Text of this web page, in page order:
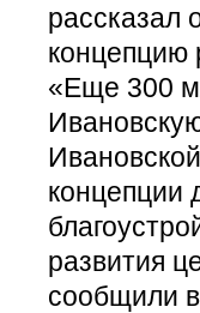
рассказал
концепцию
«Еще 300
развития
сообщили